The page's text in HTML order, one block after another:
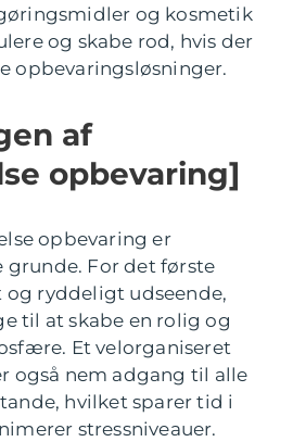
og kosmetik
og skabe rod, hvis der
opbevaringsløsninger.
af
opbevaring]
opbevaring er
grunde. For det første
og ryddeligt udseende,
til at skabe en rolig og
Et velorganiseret
også nem adgang til alle
hvilket sparer tid i
stressniveauer.